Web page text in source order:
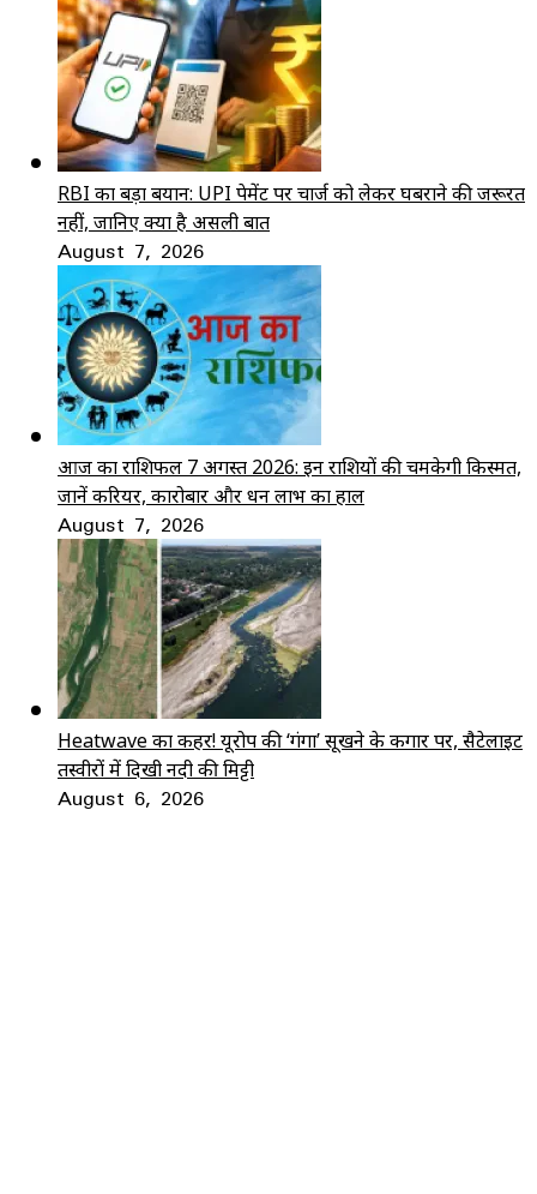
RBI का बड़ा बयान: UPI पेमेंट पर चार्ज को लेकर घबराने की जरूरत
नहीं, जानिए क्या है असली बात
August 7, 2026
आज का राशिफल 7 अगस्त 2026: इन राशियों की चमकेगी किस्मत,
जानें करियर, कारोबार और धन लाभ का हाल
August 7, 2026
Heatwave का कहर! यूरोप की ‘गंगा’ सूखने के कगार पर, सैटेलाइट
तस्वीरों में दिखी नदी की मिट्टी
August 6, 2026